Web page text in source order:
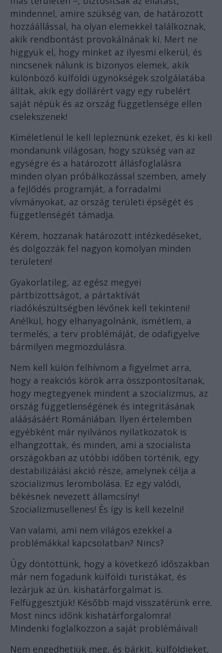
mindennel, amire szükség van, de határozott
hozzáállással, ha olyan elemekkel találkoznak,
akik rendbontást provokálnának ki. Mert ne
higgyük el, hogy minket az ilyesmi elkerül, és
nincsenek nálunk is bizonyos elemek, akik
különböző külföldi ügynökségek szolgálatába
álltak, akik egy dollárért vagy egy rubelért
saját népük és az ország függetlensége ellen
cselekszenek!
Kíméletlenül le kell lepleznünk ezeket, és ki kell
mondanunk világosan, hogy szükség van az
egységre és a határozott állásfoglalásra
minden olyan próbálkozással szemben, amely
a fejlődés programját, a forradalmi
vívmányokat, az ország területi épségét és
függetlenségét támadja.
Kérem, hozzanak határozott intézkedéseket,
és dolgozzák fel nagyon komolyan minden
területen!
Gyakorlatileg, az egész megyei
pártbizottságot, a pártaktívát
riadókészültségben lévőnek kell tekinteni!
Anélkül, hogy elhanyagolnánk, ismétlem, a
termelés, a terv problémáját, de odafigyelve
bármilyen megmozdulásra.
Nem kell külön felhívnom a figyelmet arra,
hogy a reakciós körök arra összpontosítanak,
hogy megtegyenek mindent a szocializmus, az
ország függetlenségének és integritásának
aláásásáért Romániában. Ilyen értelemben
egyébként már nyilvános nyilatkozatok is
elhangzottak, és minden, ami a szocialista
országokban az utóbbi időben történik, egy
destabilizálási akció része, amelynek célja a
szocializmus lerombolása. Ez egy valódi,
békésnek nevezett államcsíny!
Szocializmusellenes! És így is kell kezelni!
Van valami, ami nem világos ezekkel a
problémákkal kapcsolatban? Nincs?
Úgy döntöttünk, hogy a következő időszakban
már nem fogadunk külföldi turistákat, és
lezárjuk az ún. kishatárforgalmat is.
Felfüggesztjük! Később majd visszatérünk erre.
Most nincs időnk kishatárforgalomra!
Mindenki foglalkozzon a saját problémáival!
Nem engedhetjük meg, és bárkit, külföldieket,